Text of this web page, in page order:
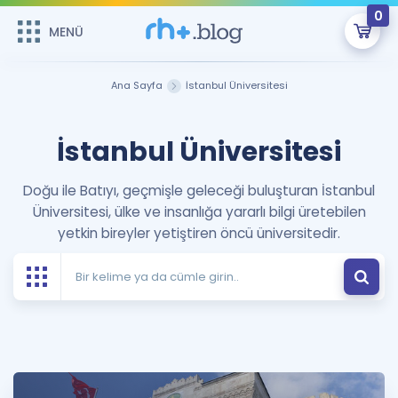
MENÜ
0
GİRİŞ YAP
ÜYE DEĞİLİM
Sepetin Şu An Boş.
Remzi Hoca ile seni sınava hazırlayacak onlarca eğitim seni
MENÜ
Çalışma Paketleri
Kitaplar ve Kaynaklar
Faydalı Araçlar
Sözlük
Soru & Cevap
İletişim
Ana Sayfa İstanbul Üniversitesi
İstanbul Üniversitesi
Doğu ile Batıyı, geçmişle geleceği buluşturan İstanbul
Üniversitesi, ülke ve insanlığa yararlı bilgi üretebilen
yetkin bireyler yetiştiren öncü üniversitedir.